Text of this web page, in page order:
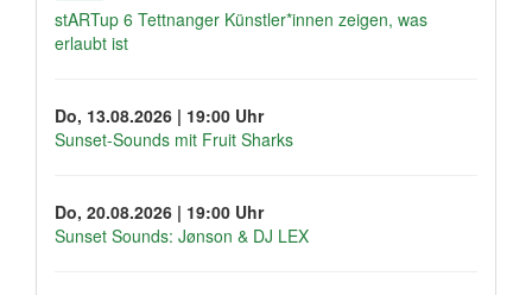
stARTup 6 Tettnanger Künstler*innen zeigen, was
erlaubt ist
Do, 13.08.2026 | 19:00 Uhr
Sunset-Sounds mit Fruit Sharks
Do, 20.08.2026 | 19:00 Uhr
Sunset Sounds: Jønson & DJ LEX